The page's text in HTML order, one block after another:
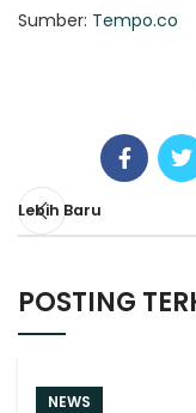
Sumber: Tempo.co
Lebih Baru
POSTING
NEWS